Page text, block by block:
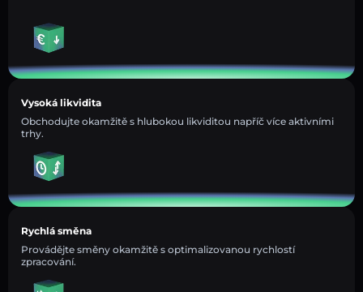
Vysoká likvidita
Obchodujte okamžitě s hlubokou likviditou napříč více aktivními
trhy.
Rychlá směna
Provádějte směny okamžitě s optimalizovanou rychlostí
zpracování.